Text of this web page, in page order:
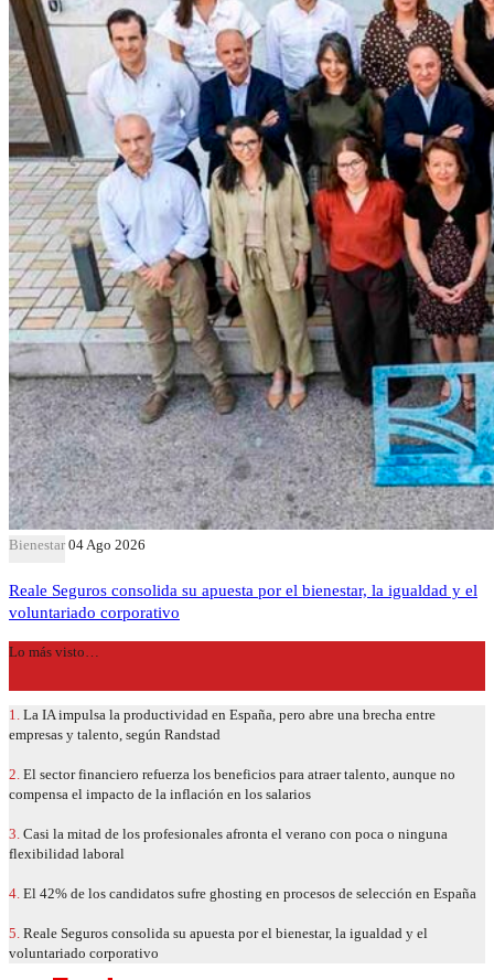
Bienestar 04 Ago 2026
Reale Seguros consolida su apuesta por el bienestar, la igualdad y el
voluntariado corporativo
Lo más visto…
1. La IA impulsa la productividad en España, pero abre una brecha entre
empresas y talento, según Randstad
2. El sector financiero refuerza los beneficios para atraer talento, aunque no
compensa el impacto de la inflación en los salarios
3. Casi la mitad de los profesionales afronta el verano con poca o ninguna
flexibilidad laboral
4. El 42% de los candidatos sufre ghosting en procesos de selección en España
5. Reale Seguros consolida su apuesta por el bienestar, la igualdad y el
voluntariado corporativo